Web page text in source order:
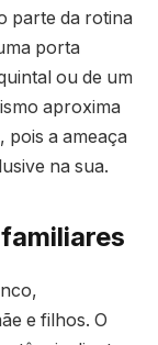
parte da rotina
porta
ou de um
aproxima
pois a ameaça
na sua.
e filhos. O